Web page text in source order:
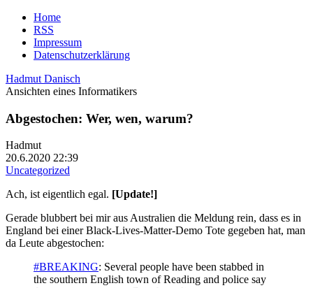
Home
RSS
Impressum
Datenschutzerklärung
Hadmut Danisch
Ansichten eines Informatikers
Abgestochen: Wer, wen, warum?
Hadmut
20.6.2020 22:39
Uncategorized
Ach, ist eigentlich egal. [Update!]
Gerade blubbert bei mir aus Australien die Meldung rein, dass es in
England bei einer Black-Lives-Matter-Demo Tote gegeben hat, man
da Leute abgestochen:
#BREAKING: Several people have been stabbed in
the southern English town of Reading and police say